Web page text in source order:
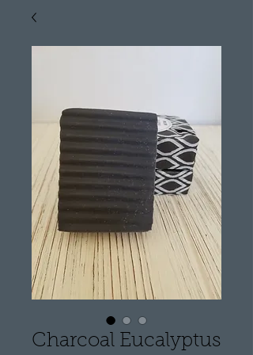
Charcoal Eucalyptus